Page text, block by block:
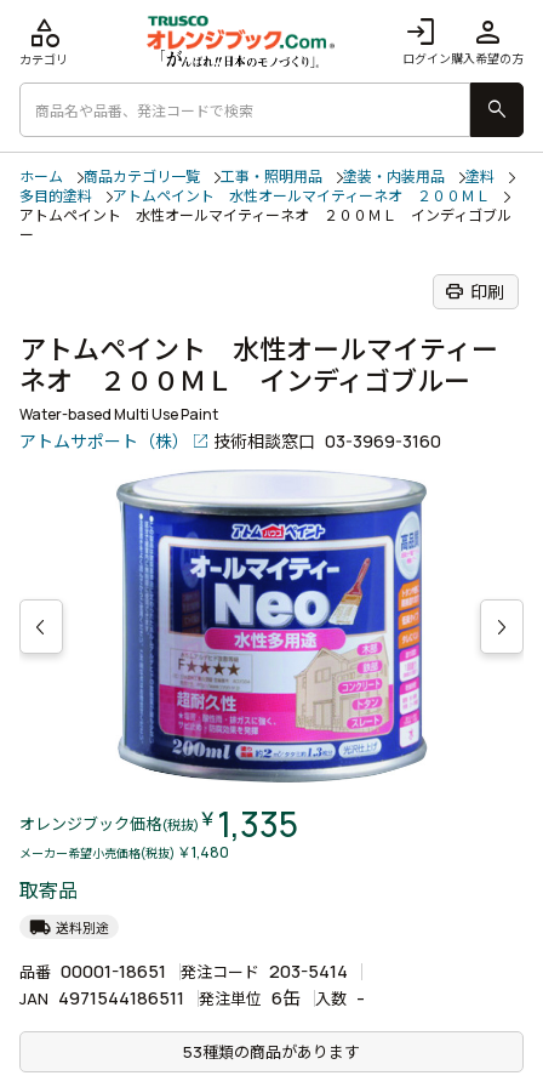
login
ログイン
person
購入希望の方
category
カテゴリ
search
ホーム 商品カテゴリ一覧 工事・照明用品 塗装・内装用品
塗料
多目的塗料
アトムペイント 水性オールマイティーネオ ２００ＭＬ
アトムペイント 水性オールマイティーネオ ２００ＭＬ インディゴブル
ー
print 印刷
アトムペイント 水性オールマイティー
ネオ ２００ＭＬ インディゴブルー
Water-based Multi Use Paint
アトムサポート（株） 技術相談窓口 03-3969-3160
オレンジブック価格(税抜) ￥ 1,335
メーカー希望小売価格(税抜) ￥1,480
取寄品
local_shipping 送料別途
品番 00001-18651 発注コード 203-5414
JAN 4971544186511 発注単位 6缶 入数 -
53種類の商品があります